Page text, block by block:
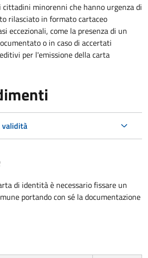
minorenni che hanno urgenza di
rilasciato in formato cartaceo
eccezionali, come la presenza di un
o in caso di accertati
per l'emissione della carta
validità
di identità è necessario fissare un
portando con sé la documentazione